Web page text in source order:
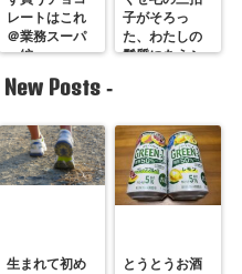
レートはこれ
＠業務スーパ
ー編
子がそろっ
た、わたしの
髪質にあうシ
New Posts -
生まれて初め
とうとうお酒